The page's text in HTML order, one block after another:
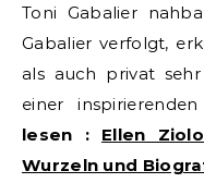
Toni Gabalier
Gabalier verfolgt,
als auch privat
einer
lesen : Ellen
Wurzeln und